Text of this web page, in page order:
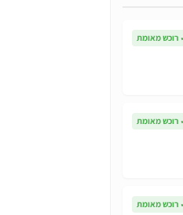
רוכש מאומת
רוכש מאומת
רוכש מאומת